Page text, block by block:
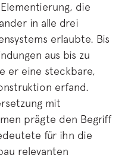
die
in alle drei
erlaubte. Bis
aus bis zu
er eine steckbare,
erfand.
mit
prägte den Begriff
für ihn die
relevanten